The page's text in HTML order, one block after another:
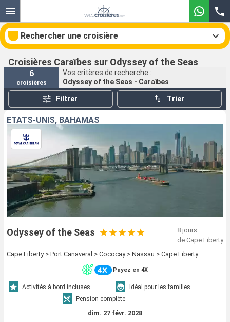
Rechercher une croisière
Nos destinations
Mois de départ
Ports Compagnies
Rechercher
Croisières Caraïbes sur Odyssey of the Seas
6
croisières
Vos critères de recherche :
Odyssey of the Seas - Caraïbes
Filtrer Trier
ÉTATS-UNIS, BAHAMAS
Odyssey of the Seas
8 jours
de Cape Liberty
Cape Liberty > Port Canaveral > Cococay > Nassau > Cape Liberty
Payez en 4X
Activités à bord incluses
Idéal pour les familles
Pension complète
dim. 27 févr. 2028